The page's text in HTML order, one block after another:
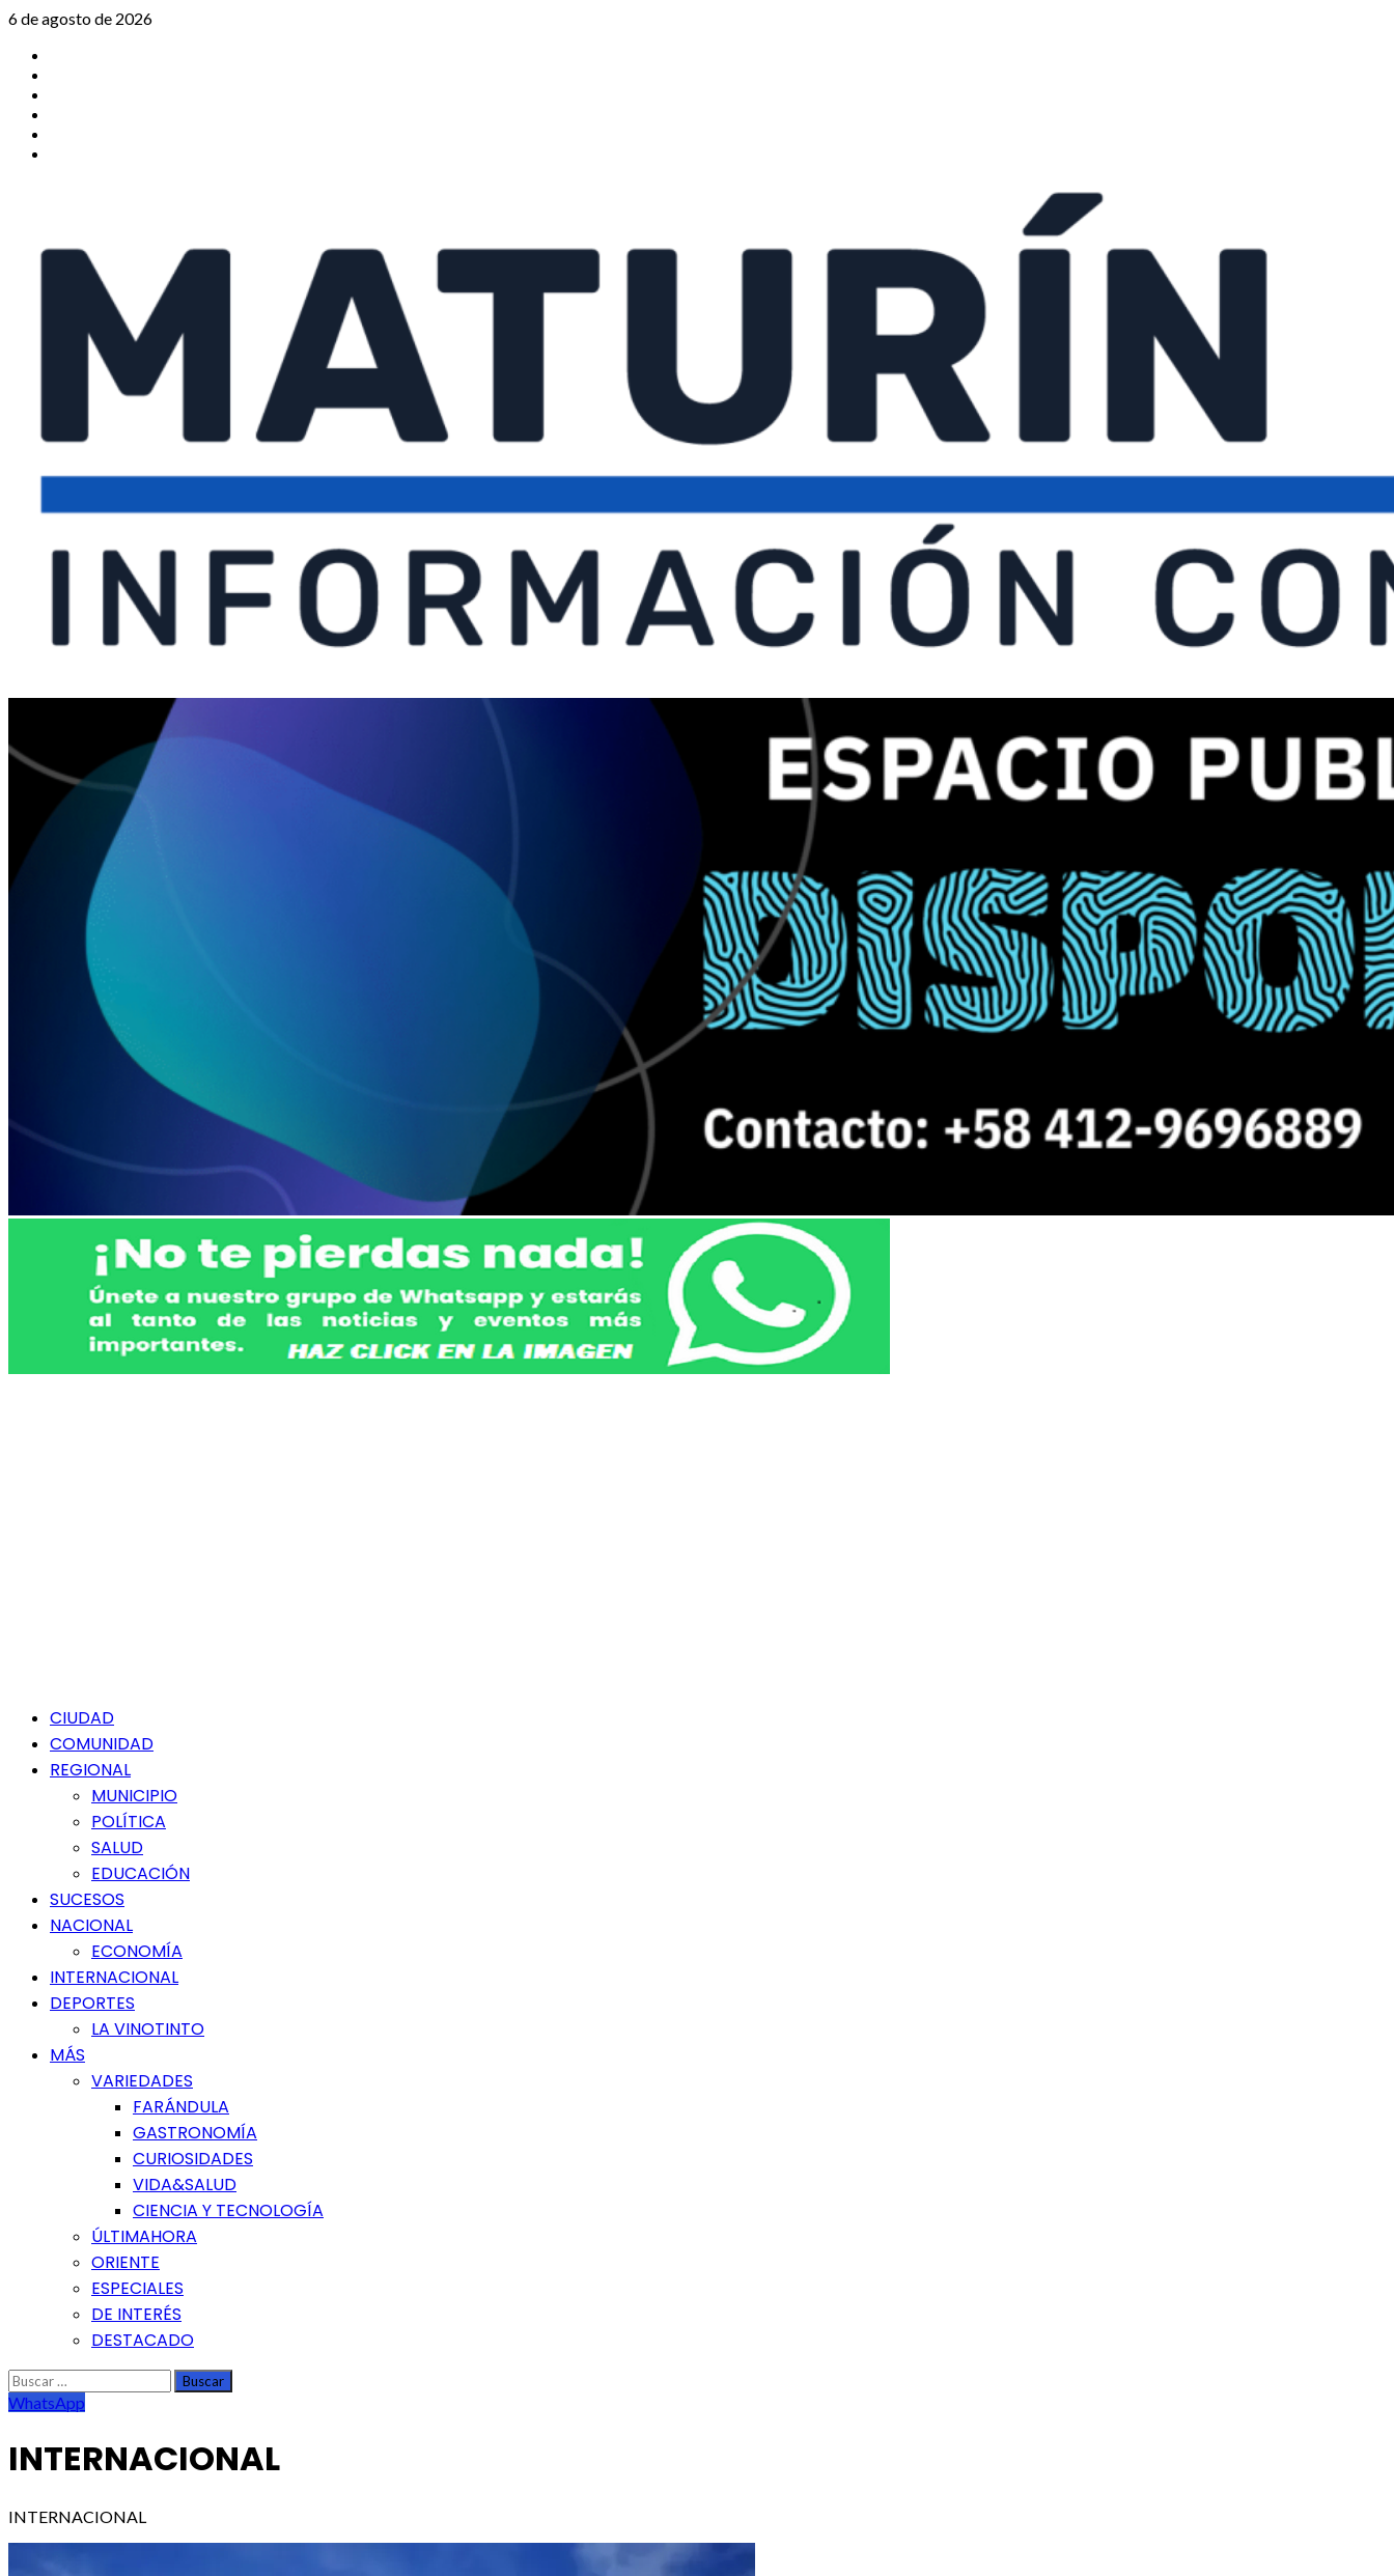
Saltar
contenido
6 de agosto de 2026
Menú
principal
CIUDAD
COMUNIDAD
REGIONAL
MUNICIPIO
POLÍTICA
SALUD
EDUCACIÓN
SUCESOS
NACIONAL
ECONOMÍA
INTERNACIONAL
DEPORTES
LA VINOTINTO
MÁS
VARIEDADES
FARÁNDULA
GASTRONOMÍA
CURIOSIDADES
VIDA&SALUD
CIENCIA Y TECNOLOGÍA
ÚLTIMAHORA
ORIENTE
ESPECIALES
DE INTERÉS
DESTACADO
Buscar:
WhatsApp
INTERNACIONAL
INTERNACIONAL